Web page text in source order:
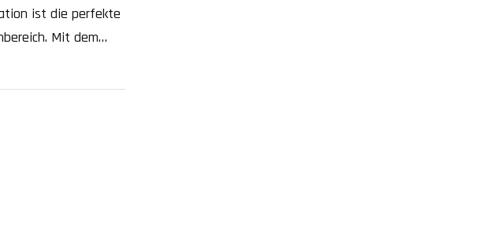
ist die perfekte
Mit dem